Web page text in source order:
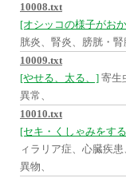
10008.txt
[オシッコの様子がお
胱炎、腎炎、膀胱・腎
10009.txt
[やせる、太る、] 寄生
異常、
10010.txt
[セキ・くしゃみをす
ィラリア症、心臓疾
異物、